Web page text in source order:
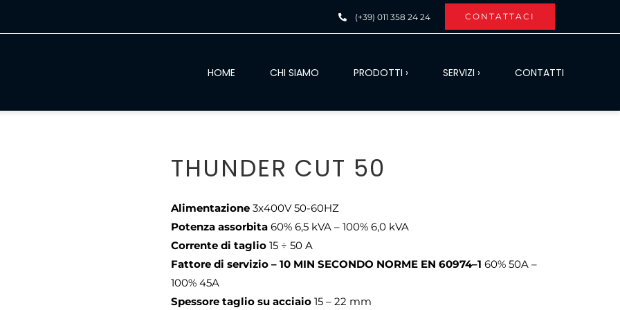
(+39) 011 358 24 24 CONTATTACI
HOME CHI SIAMO PRODOTTI › SERVIZI › CONTATTI
THUNDER CUT 50
Alimentazione 3x400V 50-60HZ
Potenza assorbita 60% 6,5 kVA – 100% 6,0 kVA
Corrente di taglio 15 ÷ 50 A
Fattore di servizio – 10 MIN SECONDO NORME EN 60974–1 60% 50A –
100% 45A
Spessore taglio su acciaio 15 – 22 mm